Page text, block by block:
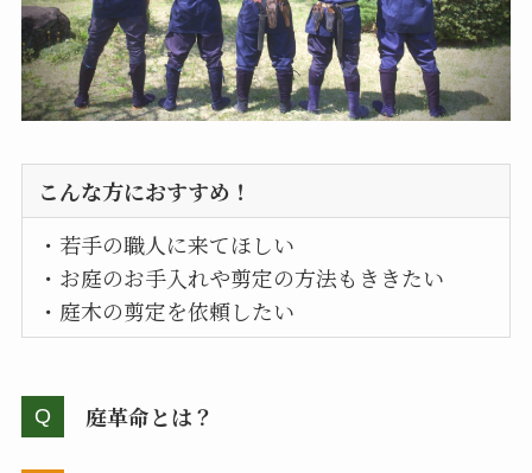
こんな方におすすめ！
・若手の職人に来てほしい
・お庭のお手入れや剪定の方法もききたい
・庭木の剪定を依頼したい
庭革命とは？